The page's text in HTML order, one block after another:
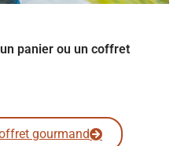
panier ou un coffret
gourmand